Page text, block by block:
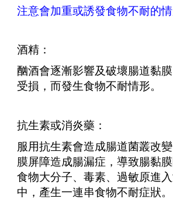
注意會加重或誘發食物不耐的情
酒精：
酗酒會逐漸影響及破壞腸道黏
受損，而發生食物不耐情形。
抗生素或消炎藥：
服用抗生素會造成腸道菌叢改
膜屏障造成腸漏症，導致腸黏
食物大分子、毒素、過敏原進
中，產生一連串食物不耐症狀。